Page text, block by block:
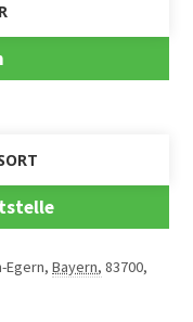
Egern, Bayern, 83700,